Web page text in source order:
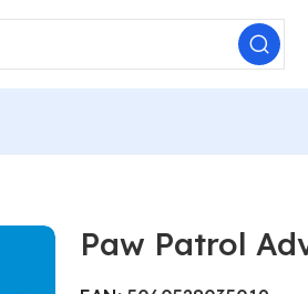
Paw Patrol